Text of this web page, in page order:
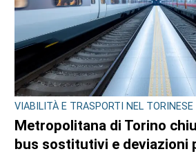
VIABILITÀ E TRASPORTI NEL TORINESE
Metropolitana di Torino
bus sostitutivi e deviazioni